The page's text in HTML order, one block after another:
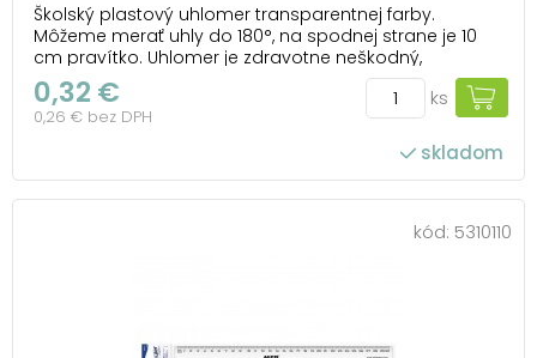
Školský plastový uhlomer transparentnej farby.
Môžeme merať uhly do 180°, na spodnej strane je 10
cm pravítko. Uhlomer je zdravotne neškodný,
neobsahuje ftaláty. Balený v plastovom vrecúšku so
závesom.
0,32 €
0,26 € bez DPH
ks
skladom
kód: 5310110